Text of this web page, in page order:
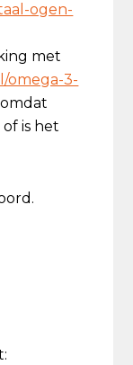
ogen-
met
omega-3-
is het